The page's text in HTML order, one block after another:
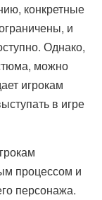
конкретные
и
Однако,
можно
игрокам
в игре
процессом и
персонажа.